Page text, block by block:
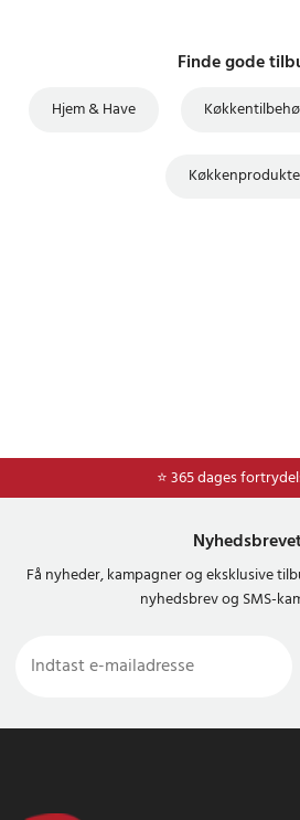
Finde gode
Hjem & Have
⭐ 365 dages
⭐ Nem og sikker betaling med
Få nyheder, kampagner og eksklusive
nyhedsbrev og SMS-